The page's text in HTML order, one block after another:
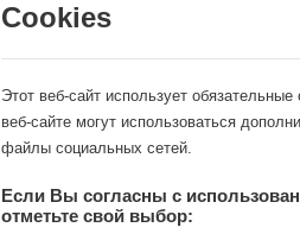
Cookies
Этот веб-сайт использует
веб-сайте могут использоваться
файлы социальных сетей.
Если Вы согласны с
отметьте свой выбор: